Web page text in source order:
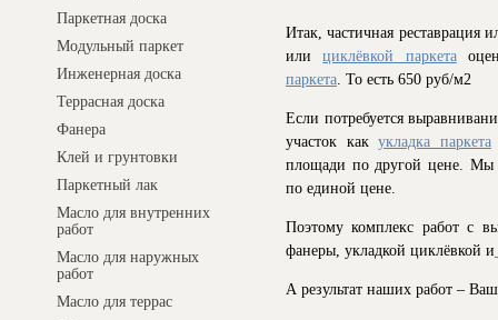
Паркетная доска
Модульный паркет
Инженерная доска
Террасная доска
Фанера
Клей и грунтовки
Паркетный лак
Масло для внутренних
работ
Масло для наружных
работ
Масло для террас
Итак, частичная
илициклёвкой паркета
паркета . То есть 650 руб/м2
Если потребуется
участок какукладка паркета
площади по другой цене. Мы
по единой цене.
Поэтому комплекс работ с
фанеры, укладкой циклёвкой и
А результат наших работ –